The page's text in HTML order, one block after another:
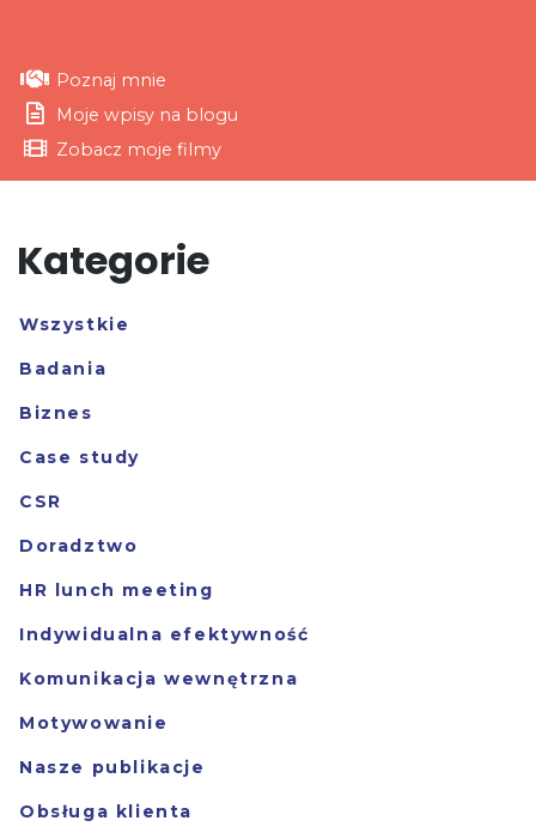
Poznaj mnie
Moje wpisy na blogu
Zobacz moje filmy
Kategorie
Wszystkie
Badania
Biznes
Case study
CSR
Doradztwo
HR lunch meeting
Indywidualna efektywność
Komunikacja wewnętrzna
Motywowanie
Nasze publikacje
Obsługa klienta